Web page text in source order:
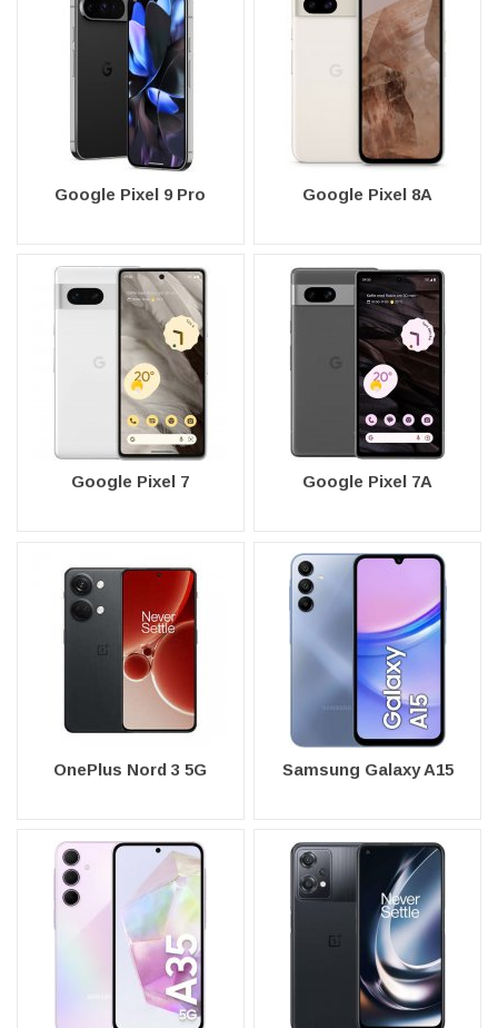
Google Pixel 9 Pro Google Pixel 8A
Google Pixel 7 Google Pixel 7A
OnePlus Nord 3 5G Samsung Galaxy A15